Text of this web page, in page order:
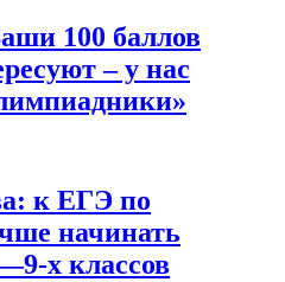
100 баллов
– у нас
к ЕГЭ по
начинать
х классов